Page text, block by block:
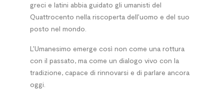
greci e latini abbia guidato gli umanisti del
Quattrocento nella riscoperta dell’uomo e del suo
posto nel mondo.
L’Umanesimo emerge così non come una rottura
con il passato, ma come un dialogo vivo con la
tradizione, capace di rinnovarsi e di parlare ancora
oggi.